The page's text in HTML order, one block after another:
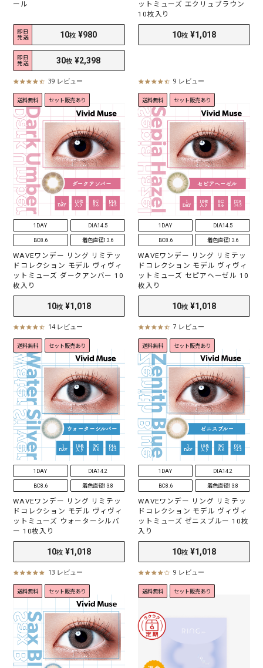
ール
即日
発送
即日
発送
30 枚¥2,398
4
.
t
r
r
a
t
i
n
39 レビュー
ットミューズ エクリュブラウン
10枚入り
10 ¥1,018
4
.
t
r
a
t
i
n
9 レビュー
送料無料 セット販売あり
1DAY DIA14.5
BC8.6 着色直径13.6
WAVEワンデー リング リミテッ
ドコレクション モデル ヴィヴィ
ットミューズ ダークアンバー 10
枚入り
10枚¥1,018
.
t
r
a
t
i
n
g
14 レビュー
送料無料 セット販売あり
1DAY DIA14.5
BC8.6 着色直径13.6
WAVEワンデー リング リミテッ
ドコレクション モデル ヴィヴィ
ットミューズ セピアヘーゼル 10
枚入り
10枚¥1,018
4
.
t
r
r
a
t
i
n
g
7 レビュー
送料無料 セット販売あり
1DAY DIA14.2
BC8.6 着色直径13.8
WAVEワンデー リング リミテッ
ドコレクション モデル ヴィヴィ
ットミューズ ウォーターシルバ
ー 10枚入り
.
t
a
r
a
t
13 レビュー
送料無料 セット販売あり
1DAY DIA14.2
BC8.6 着色直径13.8
WAVEワンデー リング リミテッ
ドコレクション モデル ヴィヴィ
ットミューズ ゼニスブルー 10枚
入り
4
.
9 レビュー
送料無料 セット販売あり 送料無料 セット販売あり